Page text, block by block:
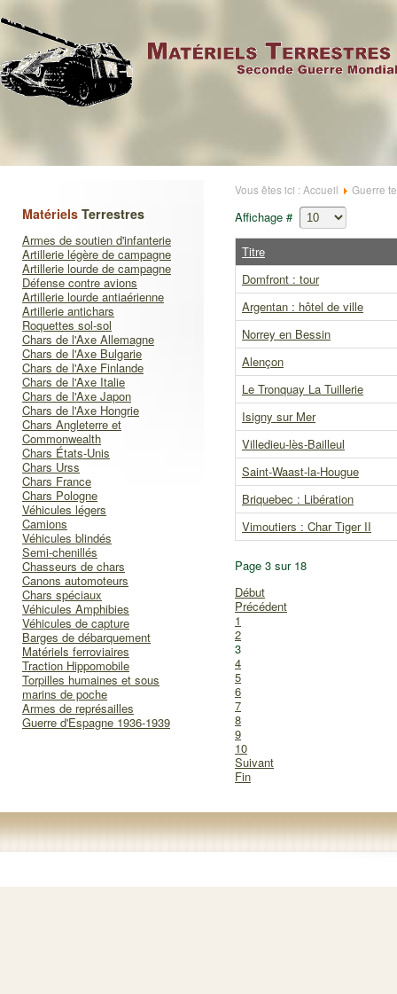
Matériels Terrestres
Armes de soutien d'infanterie
Artillerie légère de campagne
Artillerie lourde de campagne
Défense contre avions
Artillerie lourde antiaérienne
Artillerie antichars
Roquettes sol-sol
Chars de l'Axe Allemagne
Chars de l'Axe Bulgarie
Chars de l'Axe Finlande
Chars de l'Axe Italie
Chars de l'Axe Japon
Chars de l'Axe Hongrie
Chars Angleterre et
Commonwealth
Chars États-Unis
Chars Urss
Chars France
Chars Pologne
Véhicules légers
Camions
Véhicules blindés
Semi-chenillés
Chasseurs de chars
Canons automoteurs
Chars spéciaux
Véhicules Amphibies
Véhicules de capture
Barges de débarquement
Matériels ferroviaires
Traction Hippomobile
Torpilles humaines et sous
marins de poche
Armes de représailles
Guerre d'Espagne 1936-1939
Vous êtes ici : Accueil Guerre
Affichage #
Titre
Domfront : tour
Argentan : hôtel de ville
Norrey en Bessin
Alençon
Le Tronquay La Tuillerie
Isigny sur Mer
Villedieu-lès-Bailleul
Saint-Waast-la-Hougue
Briquebec : Libération
Vimoutiers : Char Tiger II
Page 3 sur 18
Début
Précédent
1
2
3
4
5
6
7
8
9
10
Suivant
Fin